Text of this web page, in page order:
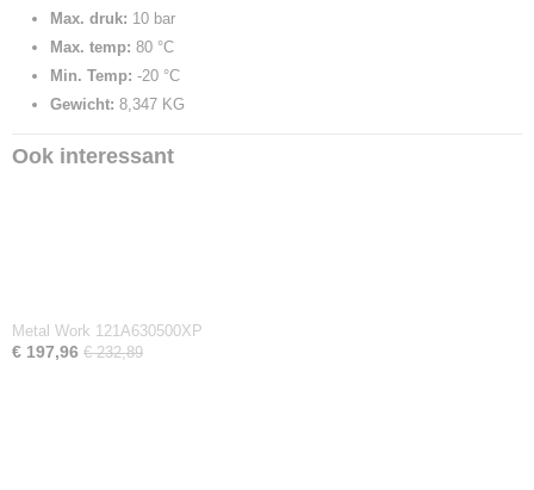
Max. druk: 10 bar
Max. temp: 80 °C
Min. Temp: -20 °C
Gewicht: 8,347 KG
Ook interessant
Metal Work 121A630500XP
€ 197,96 € 232,89